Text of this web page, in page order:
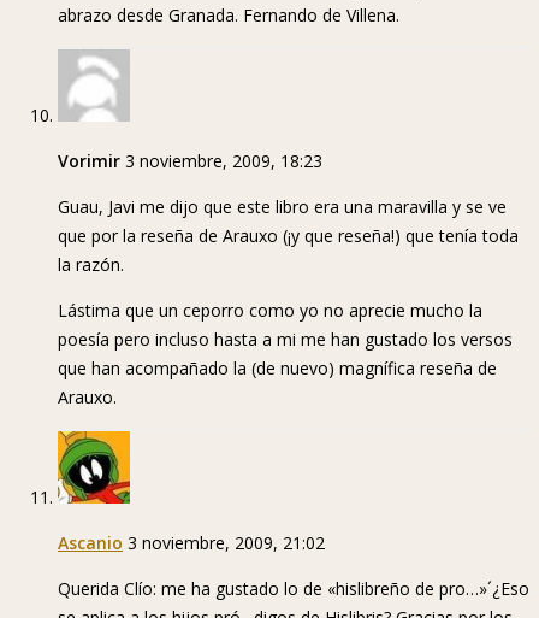
abrazo desde Granada. Fernando de Villena.
Vorimir 3 noviembre, 2009, 18:23
Guau, Javi me dijo que este libro era una maravilla y se ve
que por la reseña de Arauxo (¡y que reseña!) que tenía toda
la razón.
Lástima que un ceporro como yo no aprecie mucho la
poesía pero incluso hasta a mi me han gustado los versos
que han acompañado la (de nuevo) magnífica reseña de
Arauxo.
Ascanio 3 noviembre, 2009, 21:02
Querida Clío: me ha gustado lo de «hislibreño de pro…»´¿Eso